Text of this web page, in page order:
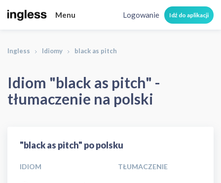
Menu Logowanie Idź do aplikacji
Ingless Idiomy black as pitch
Idiom "black as pitch" -
tłumaczenie na polski
"black as pitch" po polsku
IDIOM TŁUMACZENIE